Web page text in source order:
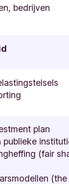
bedrijven
plan
publieke
(fair